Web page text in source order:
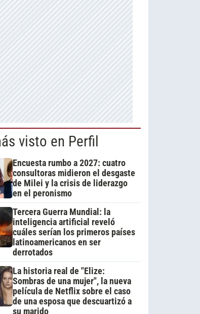
visto en Perfil
Encuesta rumbo a 2027: cuatro
consultoras midieron el desgaste
de Milei y la crisis de liderazgo
en el peronismo
Tercera Guerra Mundial: la
inteligencia artificial reveló
cuáles serían los primeros países
latinoamericanos en ser
derrotados
La historia real de "Elize:
Sombras de una mujer", la nueva
película de Netflix sobre el caso
de una esposa que descuartizó a
su marido